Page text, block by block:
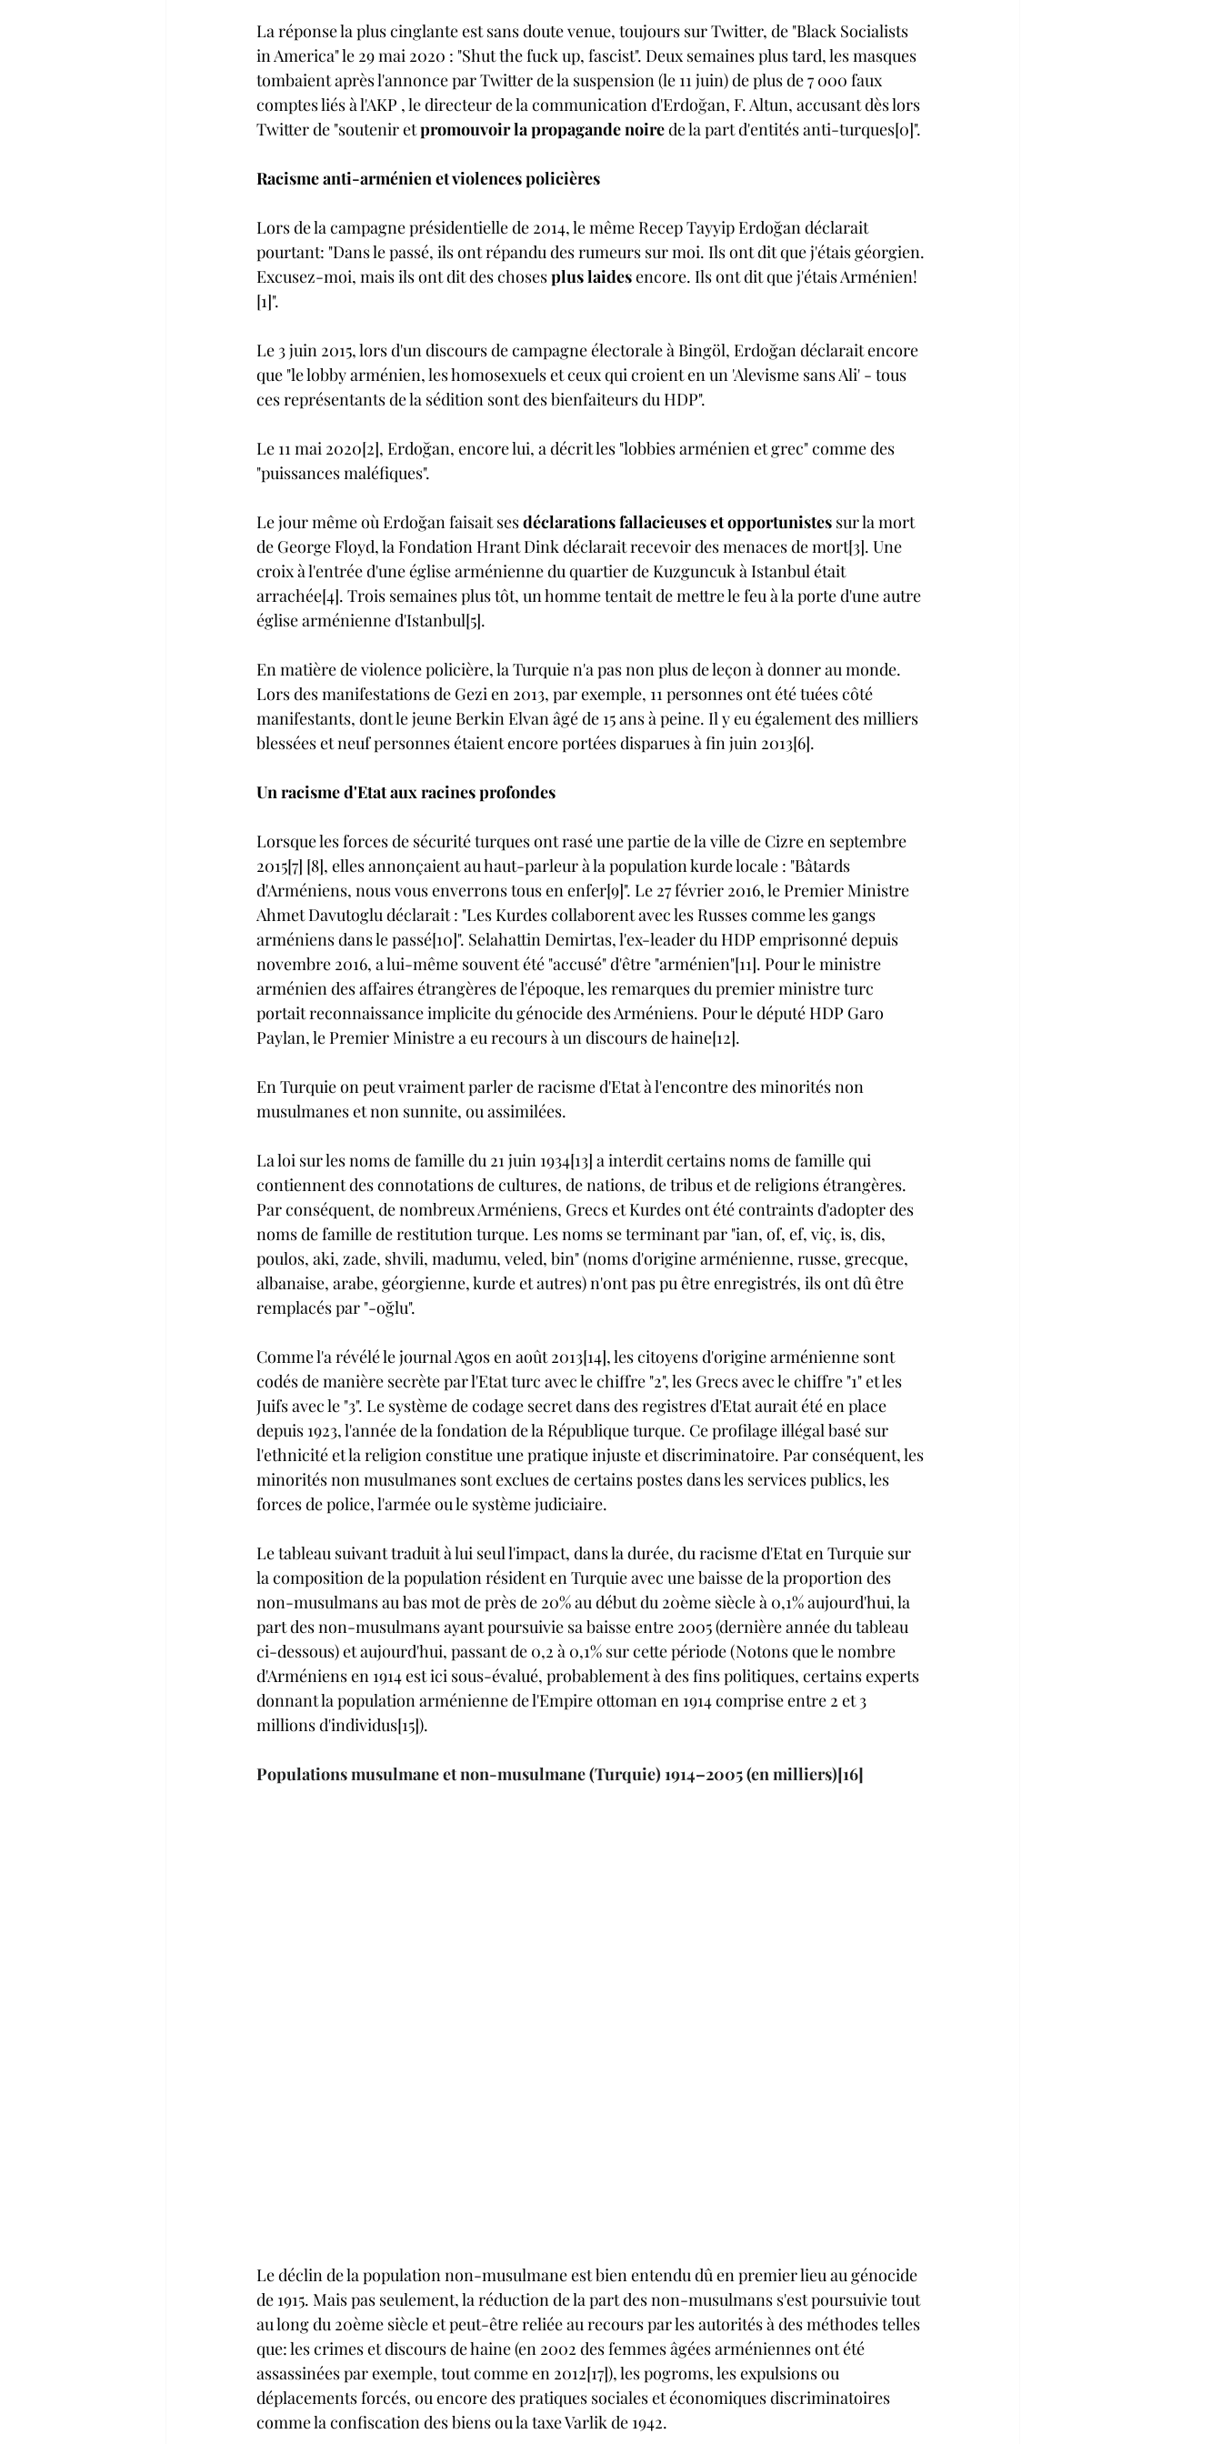
La réponse la plus cinglante est sans doute venue, toujours sur Twitter, de "Black Socialists
in America" le 29 mai 2020 : "Shut the fuck up, fascist". Deux semaines plus tard, les masques
tombaient après l'annonce par Twitter de la suspension (le 11 juin) de plus de 7 000 faux
comptes liés à l'AKP , le directeur de la communication d'Erdoğan, F. Altun, accusant dès lors
Twitter de "soutenir et promouvoir la propagande noire de la part d'entités anti-turques[0]".
Racisme anti-arménien et violences policières
Lors de la campagne présidentielle de 2014, le même Recep Tayyip Erdoğan déclarait
pourtant: "Dans le passé, ils ont répandu des rumeurs sur moi. Ils ont dit que j'étais géorgien.
Excusez-moi, mais ils ont dit des choses plus laides encore. Ils ont dit que j'étais Arménien!
[1]".
Le 3 juin 2015, lors d'un discours de campagne électorale à Bingöl, Erdoğan déclarait encore
que "le lobby arménien, les homosexuels et ceux qui croient en un 'Alevisme sans Ali' - tous
ces représentants de la sédition sont des bienfaiteurs du HDP".
Le 11 mai 2020[2], Erdoğan, encore lui, a décrit les "lobbies arménien et grec" comme des
"puissances maléfiques".
Le jour même où Erdoğan faisait ses déclarations fallacieuses et opportunistes sur la mort
de George Floyd, la Fondation Hrant Dink déclarait recevoir des menaces de mort[3]. Une
croix à l'entrée d'une église arménienne du quartier de Kuzguncuk à Istanbul était
arrachée[4]. Trois semaines plus tôt, un homme tentait de mettre le feu à la porte d'une autre
église arménienne d'Istanbul[5].
En matière de violence policière, la Turquie n'a pas non plus de leçon à donner au monde.
Lors des manifestations de Gezi en 2013, par exemple, 11 personnes ont été tuées côté
manifestants, dont le jeune Berkin Elvan âgé de 15 ans à peine. Il y eu également des milliers
blessées et neuf personnes étaient encore portées disparues à fin juin 2013[6].
Un racisme d'Etat aux racines profondes
Lorsque les forces de sécurité turques ont rasé une partie de la ville de Cizre en septembre
2015[7] [8], elles annonçaient au haut-parleur à la population kurde locale : "Bâtards
d'Arméniens, nous vous enverrons tous en enfer[9]". Le 27 février 2016, le Premier Ministre
Ahmet Davutoglu déclarait : "Les Kurdes collaborent avec les Russes comme les gangs
arméniens dans le passé[10]". Selahattin Demirtas, l'ex-leader du HDP emprisonné depuis
novembre 2016, a lui-même souvent été "accusé" d'être "arménien"[11]. Pour le ministre
arménien des affaires étrangères de l'époque, les remarques du premier ministre turc
portait reconnaissance implicite du génocide des Arméniens. Pour le député HDP Garo
Paylan, le Premier Ministre a eu recours à un discours de haine[12].
En Turquie on peut vraiment parler de racisme d'Etat à l'encontre des minorités non
musulmanes et non sunnite, ou assimilées.
La loi sur les noms de famille du 21 juin 1934[13] a interdit certains noms de famille qui
contiennent des connotations de cultures, de nations, de tribus et de religions étrangères.
Par conséquent, de nombreux Arméniens, Grecs et Kurdes ont été contraints d'adopter des
noms de famille de restitution turque. Les noms se terminant par "ian, of, ef, viç, is, dis,
poulos, aki, zade, shvili, madumu, veled, bin" (noms d'origine arménienne, russe, grecque,
albanaise, arabe, géorgienne, kurde et autres) n'ont pas pu être enregistrés, ils ont dû être
remplacés par "-oğlu".
Comme l'a révélé le journal Agos en août 2013[14], les citoyens d'origine arménienne sont
codés de manière secrète par l'Etat turc avec le chiffre "2", les Grecs avec le chiffre "1" et les
Juifs avec le "3". Le système de codage secret dans des registres d'Etat aurait été en place
depuis 1923, l'année de la fondation de la République turque. Ce profilage illégal basé sur
l'ethnicité et la religion constitue une pratique injuste et discriminatoire. Par conséquent, les
minorités non musulmanes sont exclues de certains postes dans les services publics, les
forces de police, l'armée ou le système judiciaire.
Le tableau suivant traduit à lui seul l'impact, dans la durée, du racisme d'Etat en Turquie sur
la composition de la population résident en Turquie avec une baisse de la proportion des
non-musulmans au bas mot de près de 20% au début du 20ème siècle à 0,1% aujourd'hui, la
part des non-musulmans ayant poursuivie sa baisse entre 2005 (dernière année du tableau
ci-dessous) et aujourd'hui, passant de 0,2 à 0,1% sur cette période (Notons que le nombre
d'Arméniens en 1914 est ici sous-évalué, probablement à des fins politiques, certains experts
donnant la population arménienne de l'Empire ottoman en 1914 comprise entre 2 et 3
millions d'individus[15]).
Populations musulmane et non-musulmane (Turquie) 1914–2005 (en milliers)[16]
Le déclin de la population non-musulmane est bien entendu dû en premier lieu au génocide
de 1915. Mais pas seulement, la réduction de la part des non-musulmans s'est poursuivie tout
au long du 20ème siècle et peut-être reliée au recours par les autorités à des méthodes telles
que: les crimes et discours de haine (en 2002 des femmes âgées arméniennes ont été
assassinées par exemple, tout comme en 2012[17]), les pogroms, les expulsions ou
déplacements forcés, ou encore des pratiques sociales et économiques discriminatoires
comme la confiscation des biens ou la taxe Varlik de 1942.